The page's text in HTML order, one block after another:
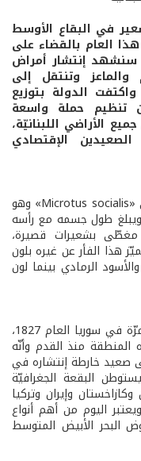
في البقاع الأوسط
العام بالقضاء على
سنشهد إنتشار أمراض
وتنتقل إلى
الدولة بتوزيع
تنظيم حملة واسعة
الأراضي اللبنانيّة،
الإقتصادي
يعرف فأر الحقل الإجتماعي بإسمه اللاتيني «Microtus socialis» وهو
وزنه بين 40 و50 غرامًا ويبلغ طول جسمه مع رأسه
مغطّى بشعيرات قصيرة،
هذا الفأر عن غيره بلون
الرمادي بينما لون
سجّل العالم برانتس وجود هذا الفأر لأول مرّة في سوريا العام 1827،
منذ القدم وأنّه
صعيد خارطة إنتشاره في
البقعة الجغرافيّة
وإيران وتركيا
اليوم من أهم أنواع
البحر الأبيض المتوسط